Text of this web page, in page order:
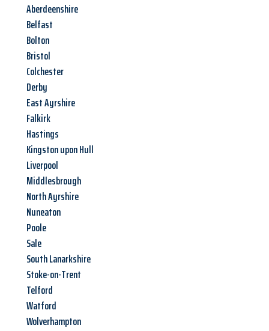
Aberdeenshire
Belfast
Bolton
Bristol
Colchester
Derby
East Ayrshire
Falkirk
Hastings
Kingston upon Hull
Liverpool
Middlesbrough
North Ayrshire
Nuneaton
Poole
Sale
South Lanarkshire
Stoke-on-Trent
Telford
Watford
Wolverhampton